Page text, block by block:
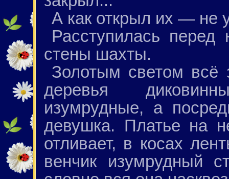
А как открыл их — не
Расступилась
стены шахты.
Золотым светом всё
деревья
изумрудные, а
девушка. Платье на
отливает, в косах
венчик изумрудный